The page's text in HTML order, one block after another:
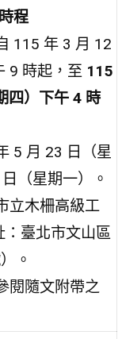
程
115 年 3 月 12
9 時起，至 115
四）下午 4 時
5 月 23 日（星
（星期一）。
立木柵高級工
：臺北市文山區
。
閱隨文附帶之